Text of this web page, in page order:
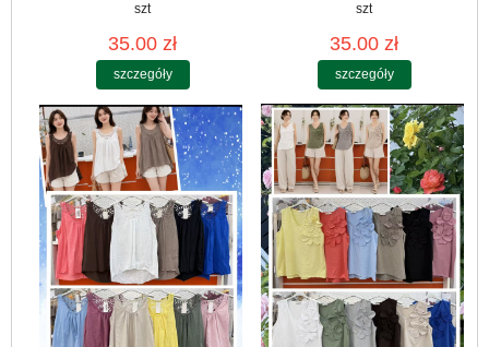
szt
35.00 zł
szczegóły
szt
35.00 zł
szczegóły